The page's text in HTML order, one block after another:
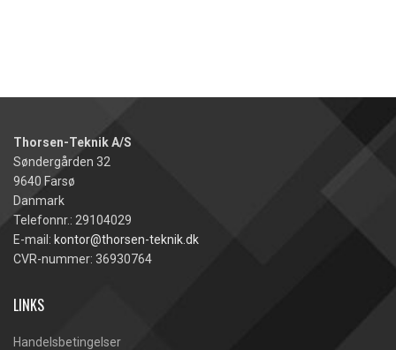
Thorsen-Teknik A/S
Søndergården 32
9640 Farsø
Danmark
Telefonnr.: 29104029
E-mail: kontor@thorsen-teknik.dk
CVR-nummer: 36930764
LINKS
Handelsbetingelser